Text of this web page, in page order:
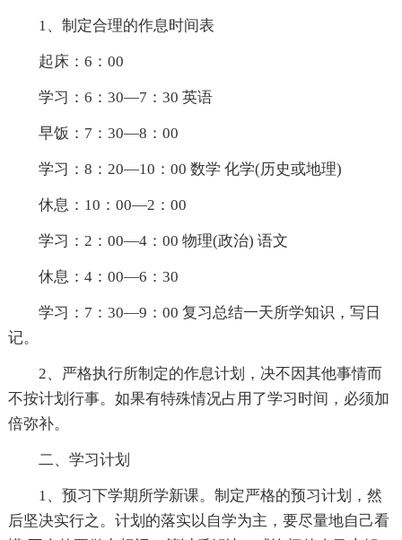
1、制定合理的作息时间表
起床：6：00
学习：6：30—7：30 英语
早饭：7：30—8：00
学习：8：20—10：00 数学 化学(历史或地理)
休息：10：00—2：00
学习：2：00—4：00 物理(政治) 语文
休息：4：00—6：30
学习：7：30—9：00 复习总结一天所学知识，写日
记。
2、严格执行所制定的作息计划，决不因其他事情而
不按计划行事。如果有特殊情况占用了学习时间，必须加
倍弥补。
二、学习计划
1、预习下学期所学新课。制定严格的预习计划，然
后坚决实行之。计划的落实以自学为主，要尽量地自己看